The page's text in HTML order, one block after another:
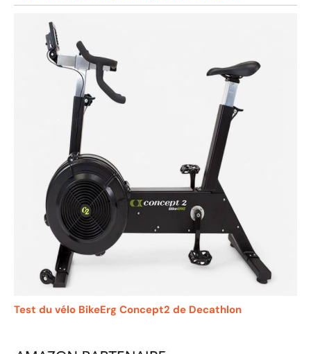
Test du vélo BikeErg Concept2 de Decathlon